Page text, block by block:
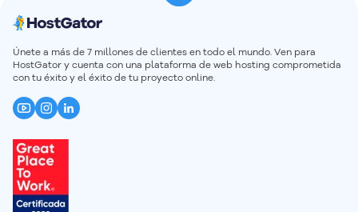
populares como WordPress, PrestaShop, Moodle y
muchas más, todo con solo unos clics.
Únete a más de 7 millones de clientes en todo el mundo. Ven para
HostGator y cuenta con una plataforma de web hosting comprometida
con tu éxito y el éxito de tu proyecto online.